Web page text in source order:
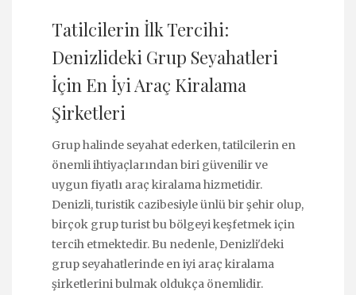
Tatilcilerin İlk Tercihi:
Denizlideki Grup Seyahatleri
İçin En İyi Araç Kiralama
Şirketleri
Grup halinde seyahat ederken, tatilcilerin en
önemli ihtiyaçlarından biri güvenilir ve
uygun fiyatlı araç kiralama hizmetidir.
Denizli, turistik cazibesiyle ünlü bir şehir olup,
birçok grup turist bu bölgeyi keşfetmek için
tercih etmektedir. Bu nedenle, Denizli'deki
grup seyahatlerinde en iyi araç kiralama
şirketlerini bulmak oldukça önemlidir.